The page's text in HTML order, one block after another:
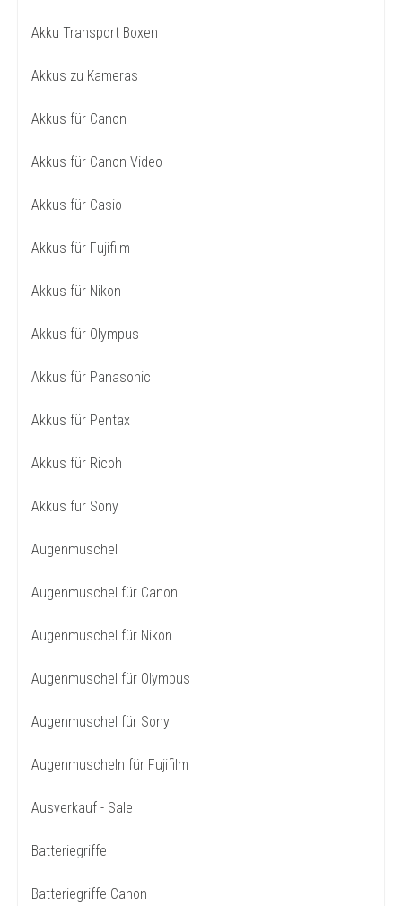
Akku Transport Boxen
Akkus zu Kameras
Akkus für Canon
Akkus für Canon Video
Akkus für Casio
Akkus für Fujifilm
Akkus für Nikon
Akkus für Olympus
Akkus für Panasonic
Akkus für Pentax
Akkus für Ricoh
Akkus für Sony
Augenmuschel
Augenmuschel für Canon
Augenmuschel für Nikon
Augenmuschel für Olympus
Augenmuschel für Sony
Augenmuscheln für Fujifilm
Ausverkauf - Sale
Batteriegriffe
Batteriegriffe Canon